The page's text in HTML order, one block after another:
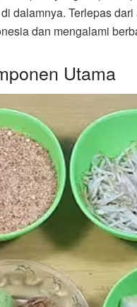
dalamnya. Terlepas
dan mengalami
Utama